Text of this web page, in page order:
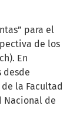
para el
de los
En
desde
la Facultad
Nacional de